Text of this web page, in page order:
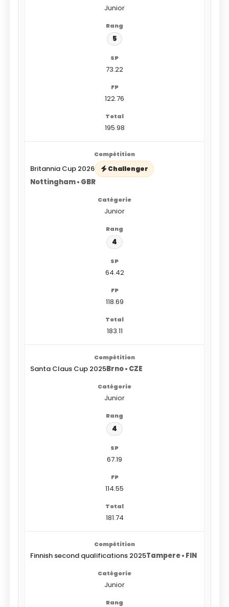
Junior
5
73.22
122.76
195.98
Britannia Cup 2026 Challenger
Nottingham • GBR
Junior
4
64.42
118.69
183.11
Santa Claus Cup 2025Brno • CZE
Junior
4
67.19
114.55
181.74
Finnish second qualifications 2025Tampere • FIN
Junior